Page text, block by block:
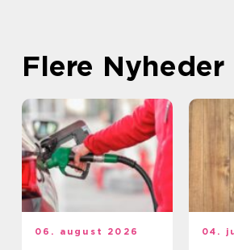
Flere Nyheder
06. august 2026 04.